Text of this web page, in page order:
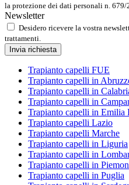
la protezione dei dati personali n. 679/
Newsletter
Desidero ricevere la vostra
trattamenti.
Invia richiesta
Trapianto capelli FUE
Trapianto capelli in
Trapianto capelli in
Trapianto capelli in
Trapianto capelli in Emilia
Trapianto capelli Lazio
Trapianto capelli Marche
Trapianto capelli in Liguria
Trapianto capelli in
Trapianto capelli in
Trapianto capelli in Puglia